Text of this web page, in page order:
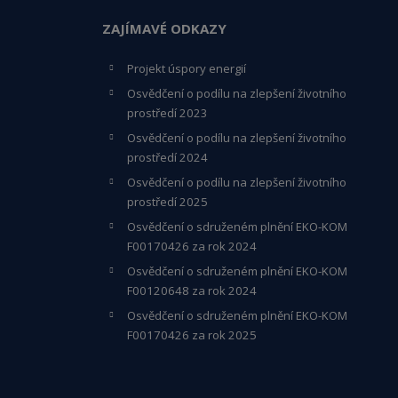
ZAJÍMAVÉ ODKAZY
Projekt úspory energií
Osvědčení o podílu na zlepšení životního
prostředí 2023
Osvědčení o podílu na zlepšení životního
prostředí 2024
Osvědčení o podílu na zlepšení životního
prostředí 2025
Osvědčení o sdruženém plnění EKO-KOM
F00170426 za rok 2024
Osvědčení o sdruženém plnění EKO-KOM
F00120648 za rok 2024
Osvědčení o sdruženém plnění EKO-KOM
F00170426 za rok 2025